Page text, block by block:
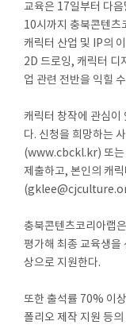
교육은 17일부터 다음
10시까지 충북콘텐츠
캐릭터 산업 및 IP의
2D 드로잉, 캐릭터 디
업 관련 전반을 익힐
캐릭터 창작에 관심이
다. 신청을 희망하는
(www.cbckl.kr) 또는
제출하고, 본인의 캐
충북콘텐츠코리아랩
평가해 최종 교육생을
상으로 지원한다.
또한 출석률 70% 이
폴리오 제작 지원 등